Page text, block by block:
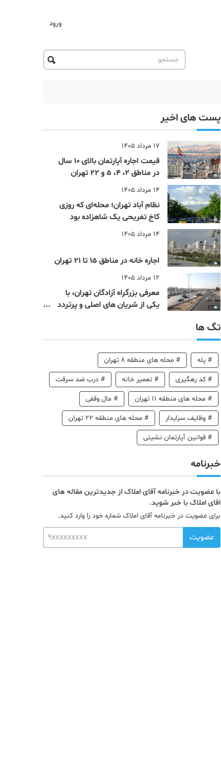
ورود
پست های اخیر
17 مرداد 1405
قیمت اجاره آپارتمان بالای 10 سال
در مناطق 2، 4، 5 و 22 تهران
14 مرداد 1405
نظام‌ آباد تهران؛ محله‌ای که روزی
کاخ تفریحی یک شاهزاده بود
14 مرداد 1405
اجاره خانه در مناطق 15 تا 21 تهران
12 مرداد 1405
معرفی بزرگراه آزادگان تهران، با
یکی از شریان های اصلی و پرتردد
تگ ها
# پله # محله های منطقه 8 تهران
# کد رهگیری # تعمیر خانه # درب ضد سرقت
# محله های منطقه 11 تهران # مال وقفی
# وظایف سرایدار # محله های منطقه 22 تهران
# قوانین آپارتمان نشینی
خبرنامه
با عضویت در خبرنامه آقای املاک از جدیدترین مقاله های
اقای املاک با خبر شوید.
برای عضویت در خبرنامه آقای املاک شماره خود را وارد کنید.
عضویت